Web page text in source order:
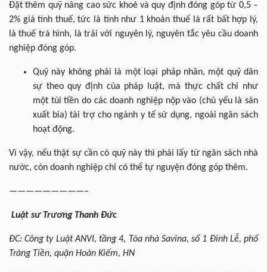
Đặt thêm quỹ nâng cao sức khoẻ và quy định đóng góp từ 0,5 –
2% giá tính thuế, tức là tính như 1 khoản thuế là rất bất hợp lý,
là thuế trá hình, là trái với nguyên lý, nguyên tắc yêu cầu doanh
nghiệp đóng góp.
Quỹ này không phải là một loại pháp nhân, một quỹ dân
sự theo quy định của pháp luật, mà thực chất chỉ như
một túi tiền do các doanh nghiệp nộp vào (chủ yếu là sản
xuất bia) tài trợ cho ngành y tế sử dụng, ngoài ngân sách
hoạt động.
Vì vậy, nếu thật sự cần có quỹ này thì phải lấy từ ngân sách nhà
nước, còn doanh nghiệp chỉ có thể tự nguyện đóng góp thêm.
—————————–
Luật sư Trương Thanh Đức
ĐC:Công ty LuậtANVI, tầng 4, Tòa nhà Savina, số 1 Đinh Lễ, phố
Tràng Tiền, quận Hoàn Kiếm, HN